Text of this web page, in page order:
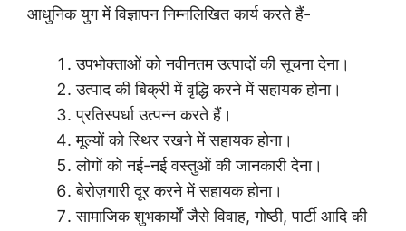
आधुनिक युग में विज्ञापन निम्नलिखित कार्य करते हैं-
उपभोक्ताओं को नवीनतम उत्पादों की सूचना देना।
उत्पाद की बिक्री में वृद्धि करने में सहायक होना।
प्रतिस्पर्धा उत्पन्न करते हैं।
मूल्यों को स्थिर रखने में सहायक होना।
लोगों को नई-नई वस्तुओं की जानकारी देना।
बेरोज़गारी दूर करने में सहायक होना।
सामाजिक शुभकार्यों जैसे विवाह, गोष्ठी, पार्टी आदि की